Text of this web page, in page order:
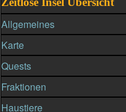
Allgemeines
Karte
Quests
Fraktionen
Haustiere